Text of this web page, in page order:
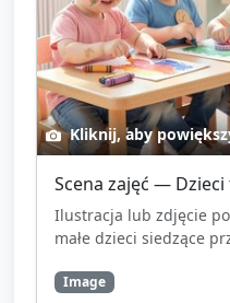
Kliknij, aby
Scena zajęć —
Ilustracja lub zdjęcie
małe dzieci siedzące
Image